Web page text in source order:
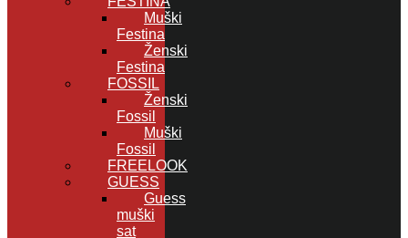
Muški
Festina
Ženski
Festina
FOSSIL
Ženski
Fossil
Muški
Fossil
FREELOOK
GUESS
Guess
muški
sat